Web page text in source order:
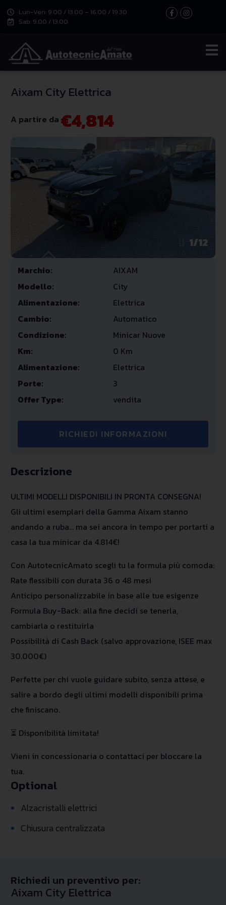
Lun-Ven: 9.00 / 13.00 – 16.00 / 19.30
Sab: 9.00 / 13.00
Aixam City Elettrica
A partire da€4,814
1/12
Marchio:
AIXAM
Modello:
City
Alimentazione:
Elettrica
Cambio:
Automatico
Condizione:
Minicar Nuove
Km:
0 Km
Alimentazione:
Elettrica
Porte:
3
Offer Type:
vendita
RICHIEDI INFORMAZIONI
Descrizione
ULTIMI MODELLI DISPONIBILI IN PRONTA CONSEGNA!
Gli ultimi esemplari della Gamma Aixam stanno
andando a ruba… ma sei ancora in tempo per portarti a
casa la tua minicar da 4.814€!
Con AutotecnicAmato scegli tu la formula più comoda:
Rate flessibili con durata 36 o 48 mesi
Anticipo personalizzabile in base alle tue esigenze
Formula Buy-Back: alla fine decidi se tenerla,
cambiarla o restituirla
Possibilità di Cash Back (salvo approvazione, ISEE max
30.000€)
Perfette per chi vuole guidare subito, senza attese, e
salire a bordo degli ultimi modelli disponibili prima
che finiscano.
⏳ Disponibilità limitata!
Vieni in concessionaria o contattaci per bloccare la
tua.
Optional
• Alzacristalli elettrici
• Chiusura centralizzata
Richiedi un preventivo per:
Aixam City Elettrica